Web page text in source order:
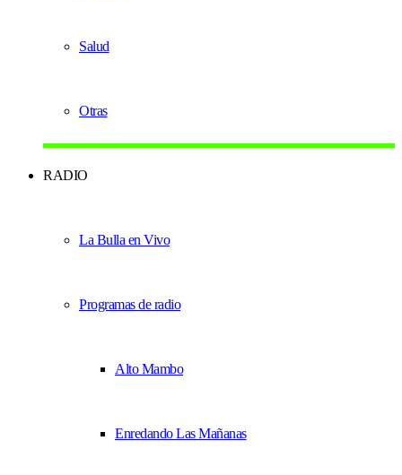
Salud
Otras
RADIO
La Bulla en Vivo
Programas de radio
Alto Mambo
Enredando Las Mañanas